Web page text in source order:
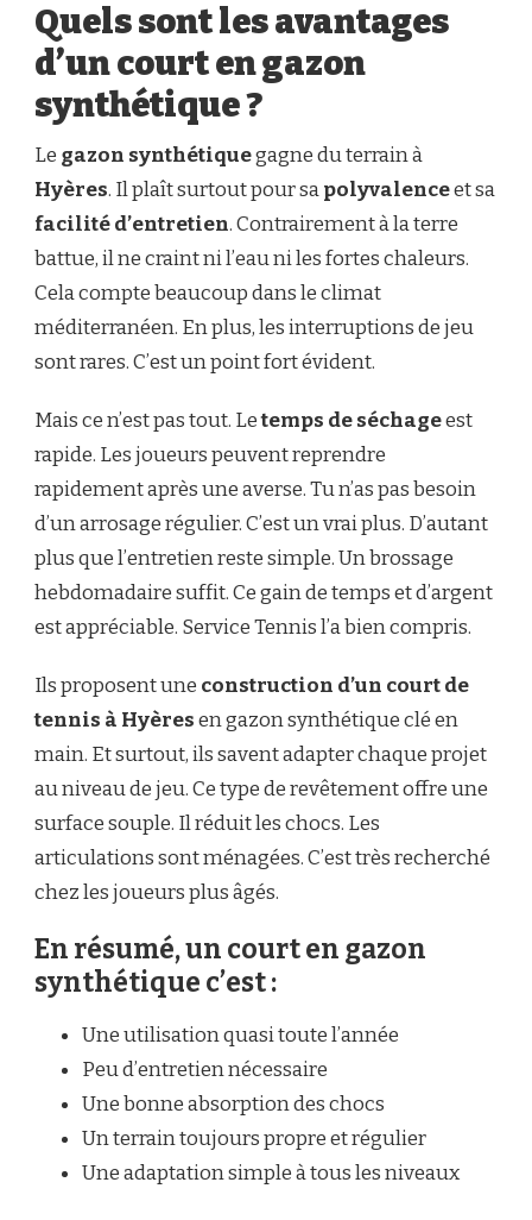
Quels sont les avantages
d’un court en gazon
synthétique ?
Le gazon synthétiquegagne du terrain à
Hyères. Il plaît surtout pour sapolyvalenceet sa
facilité d’entretien. Contrairement à la terre
battue, il ne craint ni l’eau ni les fortes chaleurs.
Cela compte beaucoup dans le climat
méditerranéen. En plus, les interruptions de jeu
sont rares. C’est un point fort évident.
Mais ce n’est pas tout. Letemps de séchageest
rapide. Les joueurs peuvent reprendre
rapidement après une averse. Tu n’as pas besoin
d’un arrosage régulier. C’est un vrai plus. D’autant
plus que l’entretien reste simple. Un brossage
hebdomadaire suffit. Ce gain de temps et d’argent
est appréciable. Service Tennis l’a bien compris.
Ils proposent une construction d’un court de
tennis à Hyèresen gazon synthétique clé en
main. Et surtout, ils savent adapter chaque projet
au niveau de jeu. Ce type de revêtement offre une
surface souple. Il réduit les chocs. Les
articulations sont ménagées. C’est très recherché
chez les joueurs plus âgés.
En résumé, un court en gazon
synthétique c’est :
Une utilisation quasi toute l’année
Peu d’entretien nécessaire
Une bonne absorption des chocs
Un terrain toujours propre et régulier
Une adaptation simple à tous les niveaux